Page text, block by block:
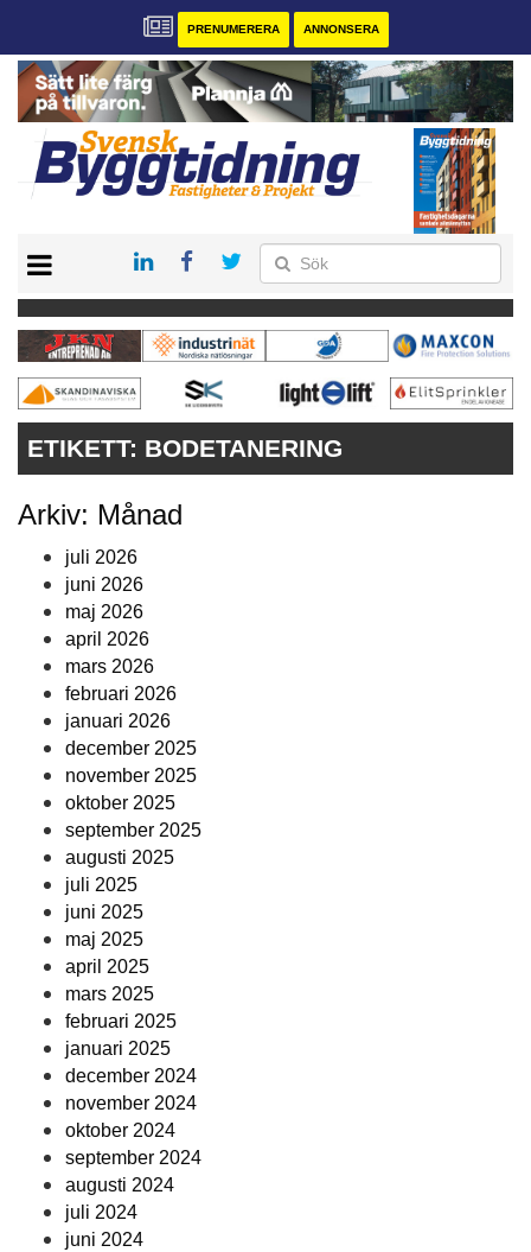
PRENUMERERA ANNONSERA
PRENUMERERA
VÅRA ANDRA MAGASIN
ANNONSERA
KONTAKT
ETIKETT: BODETANERING
Arkiv: Månad
juli 2026
juni 2026
maj 2026
april 2026
mars 2026
februari 2026
januari 2026
december 2025
november 2025
oktober 2025
september 2025
augusti 2025
juli 2025
juni 2025
maj 2025
april 2025
mars 2025
februari 2025
januari 2025
december 2024
november 2024
oktober 2024
september 2024
augusti 2024
juli 2024
juni 2024